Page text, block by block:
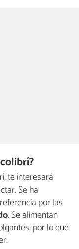
te interesará
Se ha
por las
. Se alimentan
por lo que